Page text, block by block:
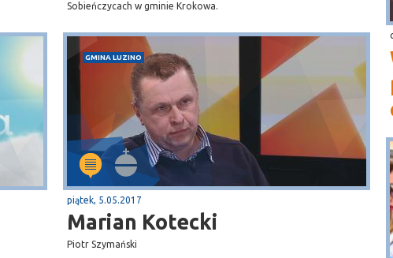
Sobieńczycach w gminie Krokowa.
GMINA LUZINO
piątek, 5.05.2017
Marian Kotecki
Piotr Szymański